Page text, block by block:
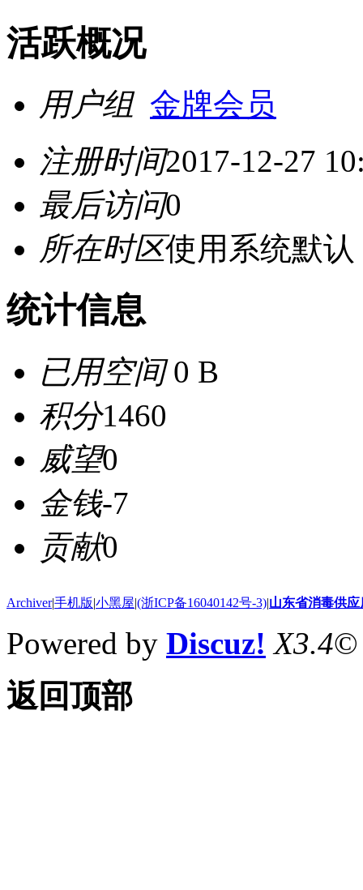
活跃概况
用户组 金牌会员
注册时间2017-12-27
最后访问0
所在时区使用系统默认
统计信息
已用空间0 B
积分1460
威望0
金钱-7
贡献0
Archiver|手机版|小黑屋|(浙ICP备16040142号-3)|山东省消毒供
Powered by Discuz! X3.4©
返回顶部